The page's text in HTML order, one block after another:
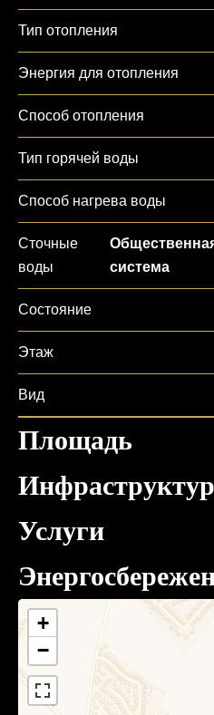
Тип отопления
Энергия для отопления
Способ отопления
Тип горячей воды
Способ нагрева воды
Сточные
воды
система
Состояние
Этаж
Вид
Площадь
Услуги
+
−